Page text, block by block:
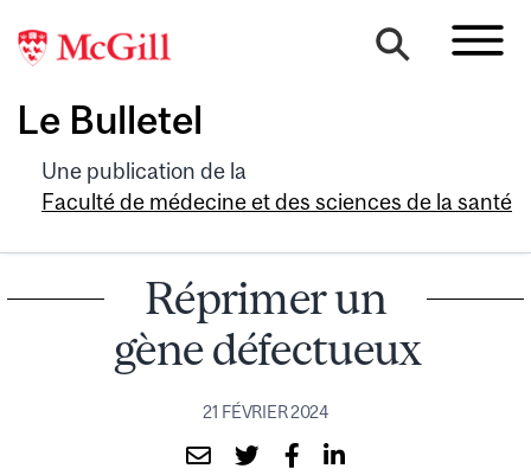
Le Bulletel
Une publication de la
Faculté de médecine et des sciences de la santé
Réprimer un
gène défectueux
21 FÉVRIER 2024